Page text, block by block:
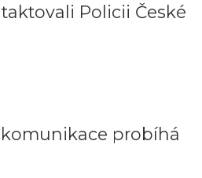
Policii České
probíhá